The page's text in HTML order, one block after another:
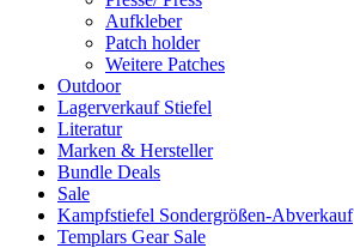
Aufkleber
Patch holder
Weitere Patches
Outdoor
Lagerverkauf Stiefel
Literatur
Marken & Hersteller
Bundle Deals
Sale
Kampfstiefel Sondergrößen-Abverkauf
Templars Gear Sale